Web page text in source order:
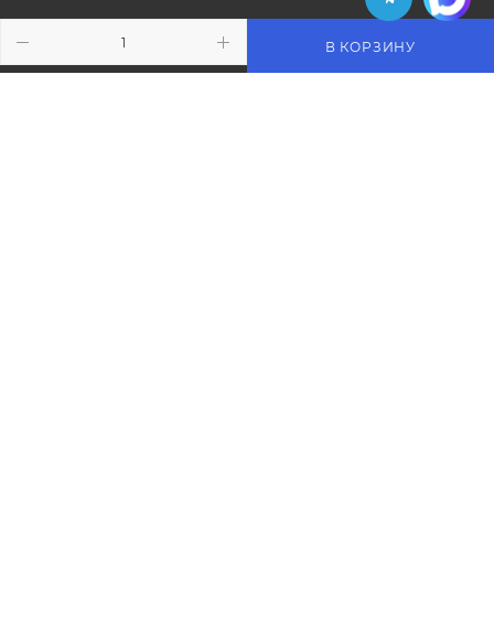
В КОРЗИНУ
КОМПАНИЯ